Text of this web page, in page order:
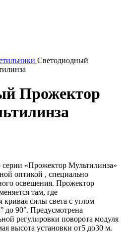
Светодиодный
Прожектор
«Прожектор Мультилинза»
оптикой , специально
освещения. Прожектор
там, где
силы света с углом
до 90°. Предусмотрена
регулировки поворота модуля
высота установки от5 до30 м.